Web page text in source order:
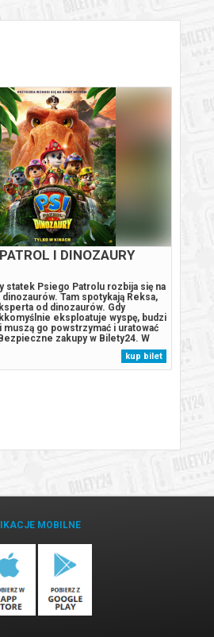
I DINOZAURY
statek Psiego Patrolu rozbija się na
Tam spotykają Reksa,
od dinozaurów. Gdy
eksploatuje wyspę, budzi
muszą go powstrzymać i uratować
zakupy w Bilety24. W
wydarzenia, gwarantujemy
zwrot środków potwierdzony
na adres...
kup bilet
MOBILNE